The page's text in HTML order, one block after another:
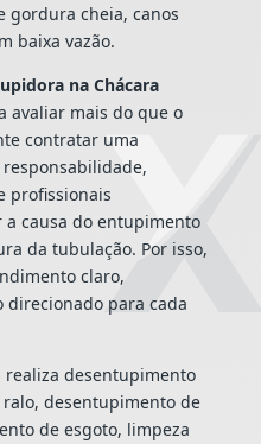
gordura cheia, canos
baixa vazão.
na Chácara
avaliar mais do que o
contratar uma
profissionais
causa do entupimento
da tubulação. Por isso,
claro,
direcionado para cada
realiza desentupimento
desentupimento de
de esgoto, limpeza